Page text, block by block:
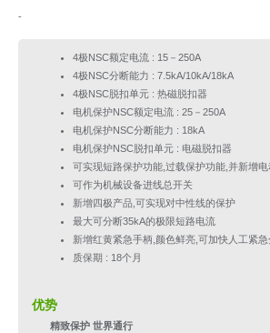
-
4极NSC额定电流 : 15－250A
4极NSC分断能力 : 7.5kA/10kA/18kA
4极NSC脱扣单元 : 热磁脱扣器
电机保护NSC额定电流 : 25－250A
电机保护NSC分断能力 : 18kA
电机保护NSC脱扣单元 : 电磁脱扣器
可实现短路保护功能,过载保护功能,并新增
可作为机械设备进线总开关
新增四极产品,可实现对中性线的保护
最大可分断35kA的极限短路电流
新增红黄紧急手柄,颜色鲜亮,可加快人工紧
质保期 : 18个月
优势
精致保护 世界通行